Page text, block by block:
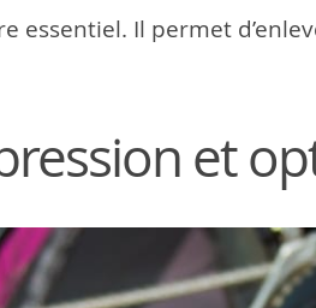
essentiel. Il permet
et